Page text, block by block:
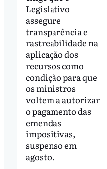
Legislativo
assegure
transparência e
rastreabilidade na
aplicação dos
recursos como
condição para que
os ministros
voltem a autorizar
o pagamento das
emendas
impositivas,
suspenso em
agosto.